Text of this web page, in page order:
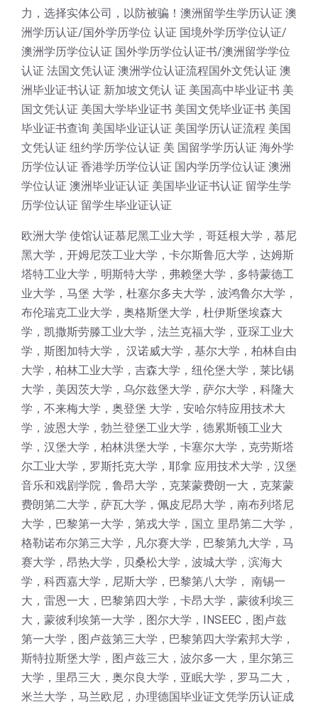
力，选择实体公司，以防被骗！澳洲留学生学历认证 澳
洲学历认证/国外学历学位 认证 国境外学历学位认证/
澳洲学历学位认证 国外学历学位认证书/澳洲留学学位
认证 法国文凭认证 澳洲学位认证流程国外文凭认证 澳
洲毕业证书认证 新加坡文凭认 证 美国高中毕业证书 美
国文凭认证 美国大学毕业证书 美国文凭毕业证书 美国
毕业证书查询 美国毕业证认证 美国学历认证流程 美国
文凭认证 纽约学历学位认证 美 国留学学历认证 海外学
历学位认证 香港学历学位认证 国内学历学位认证 澳洲
学位认证 澳洲毕业证认证 美国毕业证书认证 留学生学
历学位认证 留学生毕业证认证
欧洲大学 使馆认证慕尼黑工业大学，哥廷根大学，慕尼
黑大学，开姆尼茨工业大学，卡尔斯鲁厄大学，达姆斯
塔特工业大学，明斯特大学，弗赖堡大学，多特蒙德工
业大学，马堡 大学，杜塞尔多夫大学，波鸿鲁尔大学，
布伦瑞克工业大学，奥格斯堡大学，杜伊斯堡埃森大
学，凯撒斯劳滕工业大学，法兰克福大学，亚琛工业大
学，斯图加特大学， 汉诺威大学，基尔大学，柏林自由
大学，柏林工业大学，吉森大学，纽伦堡大学，莱比锡
大学，美因茨大学，乌尔兹堡大学，萨尔大学，科隆大
学，不来梅大学，奥登堡 大学，安哈尔特应用技术大
学，波恩大学，勃兰登堡工业大学，德累斯顿工业大
学，汉堡大学，柏林洪堡大学，卡塞尔大学，克劳斯塔
尔工业大学，罗斯托克大学，耶拿 应用技术大学，汉堡
音乐和戏剧学院，鲁昂大学，克莱蒙费朗一大，克莱蒙
费朗第二大学，萨瓦大学，佩皮尼昂大学，南布列塔尼
大学，巴黎第一大学，第戎大学，国立 里昂第二大学，
格勒诺布尔第三大学，凡尔赛大学，巴黎第九大学，马
赛大学，昂热大学，贝桑松大学，波城大学，滨海大
学，科西嘉大学，尼斯大学，巴黎第八大学， 南锡一
大，雷恩一大，巴黎第四大学，卡昂大学，蒙彼利埃三
大，蒙彼利埃第一大学，图尔大学，INSEEC，图卢兹
第一大学，图卢兹第三大学，巴黎第四大学索邦大学，
斯特拉斯堡大学，图卢兹三大，波尔多一大，里尔第三
大学，里昂三大，奥尔良大学，亚眠大学，罗马二大，
米兰大学，马兰欧尼，办理德国毕业证文凭学历认证成